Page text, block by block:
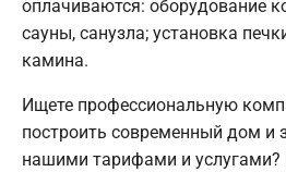
оплачиваются: оборудование
сауны, санузла; установка
камина.
Ищете профессиональную
построить современный дом и
нашими тарифами и услугами?